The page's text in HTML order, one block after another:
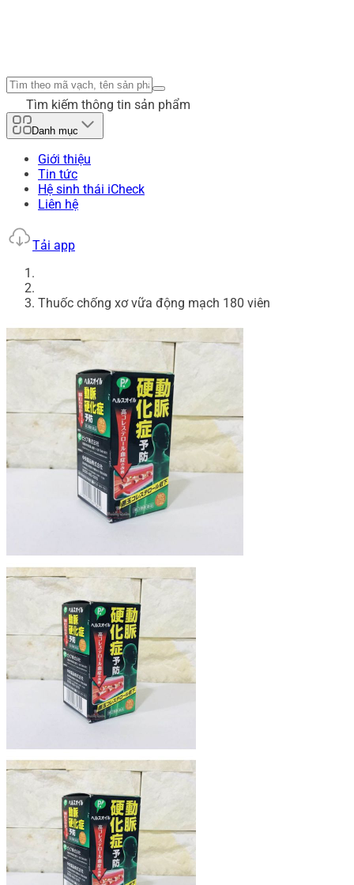
Tìm kiếm thông tin sản phẩm
Danh mục
Giới thiệu
Tin tức
Hệ sinh thái iCheck
Liên hệ
Tải app
Thuốc chống xơ vữa động mạch 180 viên